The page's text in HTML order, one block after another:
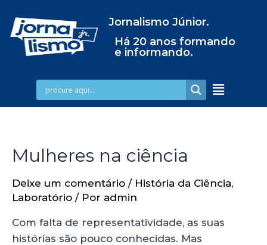
Jornalismo Júnior.
Há 20 anos formando
e informando.
Mulheres na ciência
Deixe um comentário / História da Ciência,
Laboratório / Por admin
Com falta de representatividade, as suas
histórias são pouco conhecidas. Mas